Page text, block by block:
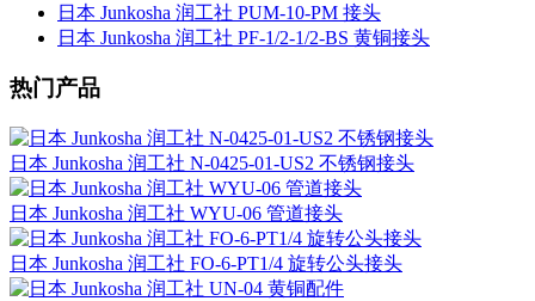
日本 Junkosha 润工社 PUM-10-PM 接头
日本 Junkosha 润工社 PF-1/2-1/2-BS 黄铜接头
热门产品
日本 Junkosha 润工社 N-0425-01-US2 不锈钢接头
日本 Junkosha 润工社 WYU-06 管道接头
日本 Junkosha 润工社 FO-6-PT1/4 旋转公头接头